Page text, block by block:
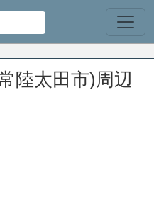
陸太田市)周辺